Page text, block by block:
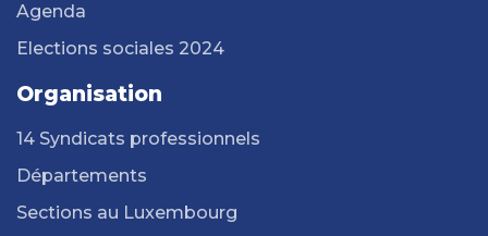
Agenda
Elections sociales 2024
Organisation
14 Syndicats professionnels
Départements
Sections au Luxembourg